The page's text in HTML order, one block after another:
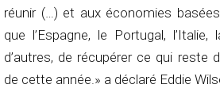
réunir (…) et aux économies
que l’Espagne, le Portugal,
d’autres, de récupérer ce qui reste
de cette année.» a déclaré Eddie